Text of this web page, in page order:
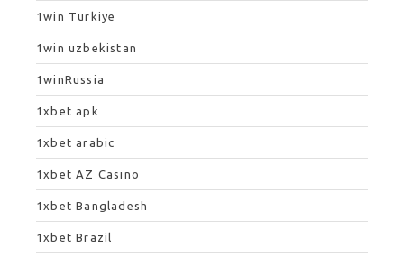
1win Turkiye
1win uzbekistan
1winRussia
1xbet apk
1xbet arabic
1xbet AZ Casino
1xbet Bangladesh
1xbet Brazil